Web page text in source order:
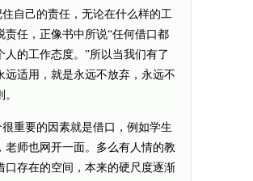
自己的责任，无论在什么样的工
任，正像书中所说“任何借口都
的工作态度。”所以当我们有了
适用，就是永远不放弃，永远不
重要的因素就是借口，例如学生
师也网开一面。多么有人情的教
存在的空间，本来的硬尺度逐渐